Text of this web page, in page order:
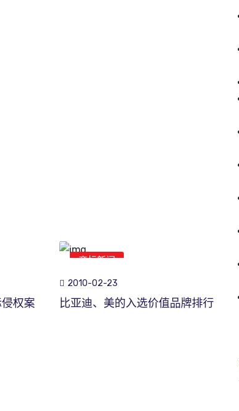
权案
商标新闻
2010-02-23
比亚迪、美的入选价值品牌排行